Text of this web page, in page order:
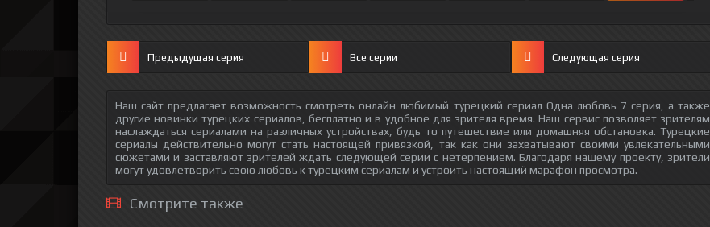
Предыдущая серия Все серии Следующая серия
Наш сайт предлагает возможность смотреть онлайн любимый турецкий сериал Одна любовь 7 серия, а также
другие новинки турецких сериалов, бесплатно и в удобное для зрителя время. Наш сервис позволяет зрителям
наслаждаться сериалами на различных устройствах, будь то путешествие или домашняя обстановка. Турецкие
сериалы действительно могут стать настоящей привязкой, так как они захватывают своими увлекательными
сюжетами и заставляют зрителей ждать следующей серии с нетерпением. Благодаря нашему проекту, зрители
могут удовлетворить свою любовь к турецким сериалам и устроить настоящий марафон просмотра.
Смотрите также